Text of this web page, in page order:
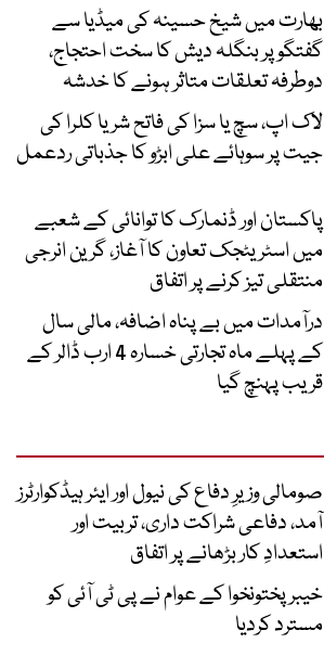
بھارت میں شیخ حسینہ کی میڈیا سے
گفتگو پر بنگلہ دیش کا سخت احتجاج،
دوطرفہ تعلقات متاثر ہونے کا خدشہ
لاک اپ، سچ یا سزا کی فاتح شریا کلرا کی
جیت پر سوہائے علی ابڑو کا جذباتی ردعمل
پاکستان اور ڈنمارک کا توانائی کے شعبے
میں اسٹریٹجک تعاون کا آغاز، گرین انرجی
منتقلی تیز کرنے پر اتفاق
درآمدات میں بے پناہ اضافہ، مالی سال
کے پہلے ماہ تجارتی خسارہ 4 ارب ڈالر کے
قریب پہنچ گیا
صومالی وزیرِ دفاع کی نیول اور ایئر ہیڈکوارٹرز
آمد، دفاعی شراکت داری، تربیت اور
استعدادِ کار بڑھانے پر اتفاق
خیبرپختونخوا کے عوام نے پی ٹی آئی کو
مسترد کردیا